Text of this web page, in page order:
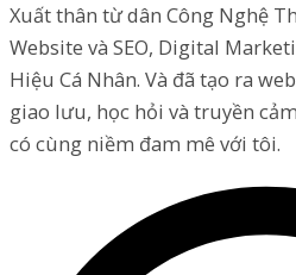
Xuất thân từ dân Công Nghệ
Website và SEO, Digital
Hiệu Cá Nhân. Và đã tạo ra
giao lưu, học hỏi và truyền
có cùng niềm đam mê với tôi.